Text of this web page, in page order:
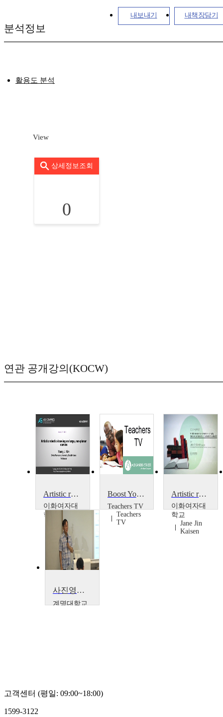
내보내기 내책장담기
분석정보
활용도 분석
View
상세정보조회
0
연관 공개강의(KOCW)
Artistic robotic drawing on large, non-planar canvas
이화여자대
학교
김영준
Boost Your Teaching: Tips for Better Digital Photography
Teachers TV
Teachers
TV
Artistic research as a means to critically translate perceptions of transnational adoption
이화여자대
학교
Jane Jin
Kaisen
사진영상론
계명대학교
고객센터 (평일: 09:00~18:00)
1599-3122